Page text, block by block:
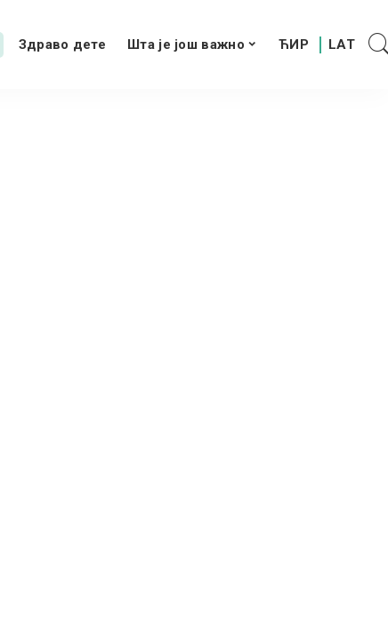
Здраво дете Шта је још важно